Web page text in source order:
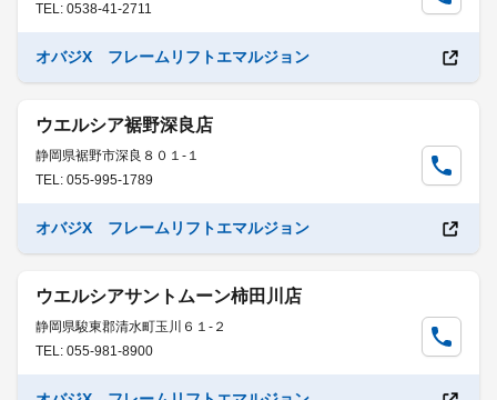
TEL: 0538-41-2711
オバジX フレームリフトエマルジョン
ウエルシア裾野深良店
静岡県裾野市深良８０１-１
TEL: 055-995-1789
オバジX フレームリフトエマルジョン
ウエルシアサントムーン柿田川店
静岡県駿東郡清水町玉川６１-２
TEL: 055-981-8900